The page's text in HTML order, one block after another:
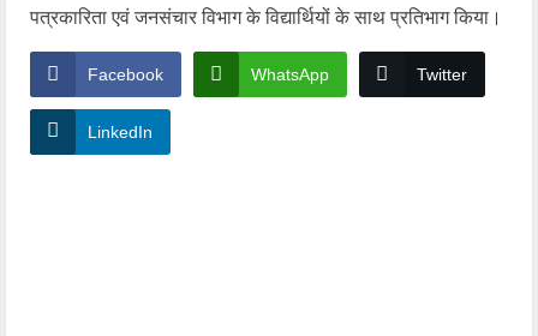
पत्रकारिता एवं जनसंचार विभाग के विद्यार्थियों के साथ प्रतिभाग किया।
Facebook WhatsApp Twitter
LinkedIn